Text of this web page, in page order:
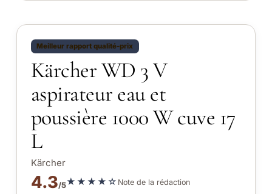
Meilleur rapport qualité-prix
Kärcher WD 3 V
aspirateur eau et
poussière 1000 W cuve 17
L
Kärcher
4.3/5★★★★☆ Note de la rédaction